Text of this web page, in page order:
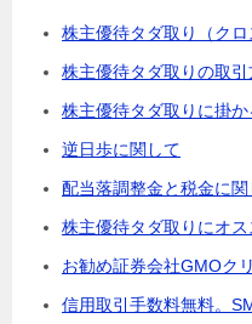
株主優待タダ取り（ク
株主優待タダ取りの取引
株主優待タダ取りに掛か
逆日歩に関して
配当落調整金と税金に関
株主優待タダ取りにオ
お勧め証券会社GMOク
信用取引手数料無料。